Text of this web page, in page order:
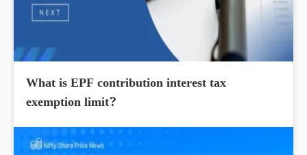
What is EPF contribution interest tax
exemption limit?